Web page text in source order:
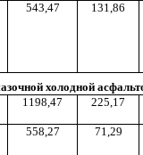
543,47 131,86
холодной
1198,47 225,17
558,27 71,29